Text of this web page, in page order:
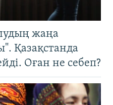
жаңа
Қазақстанда
Оған не себеп?